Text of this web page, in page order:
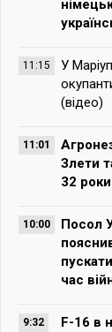
11:15
У
(відео)
11:01
Злети
32
10:00
Посол
час
9:32
F-16 в